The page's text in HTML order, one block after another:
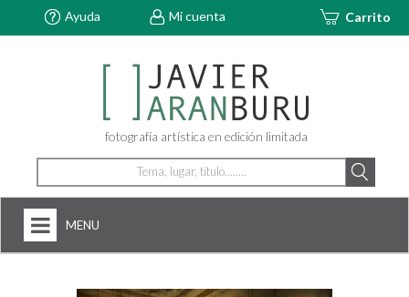
Carrito
Mi cuenta
Ayuda
fotografía artística en edición limitada
MENU